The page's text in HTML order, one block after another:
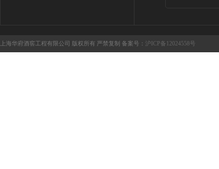
上海华府酒窖工程有限公司 版权所有 严禁复制 备案号： 沪ICP备12024558号